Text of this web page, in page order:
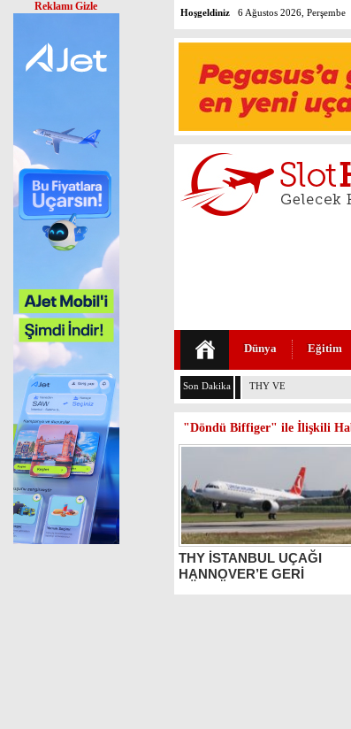
Hoşgeldiniz 6 Ağustos 2026, Perşembe
Dünya Eğitim
Son Dakika THY VE PEGASUS
"Döndü Biffiger" ile İlişkili
THY İSTANBUL UÇAĞI
HANNOVER’E GERİ
Reklamı Gizle